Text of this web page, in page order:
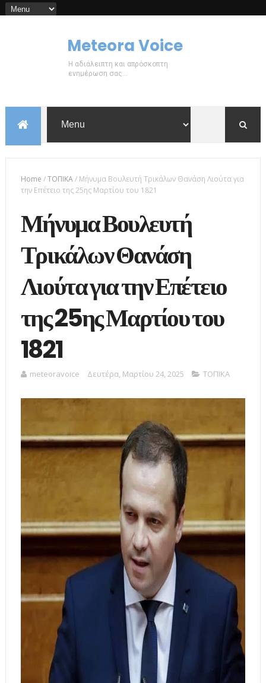
Meteora Voice
Η αδιάλειπτη και απρόσκοπτη
ενημέρωση σας...
Home /ΤΟΠΙΚΑ/ Μήνυμα Βουλευτή Τρικάλων Θανάση Λιούτα για
την Επέτειο της 25ης Μαρτίου του 1821
Μήνυμα Βουλευτή
Τρικάλων Θανάση
Λιούτα για την Επέτειο
της 25ης Μαρτίου του
1821
meteoravoice Δευτέρα, Μαρτίου 24, 2025 ΤΟΠΙΚΑ